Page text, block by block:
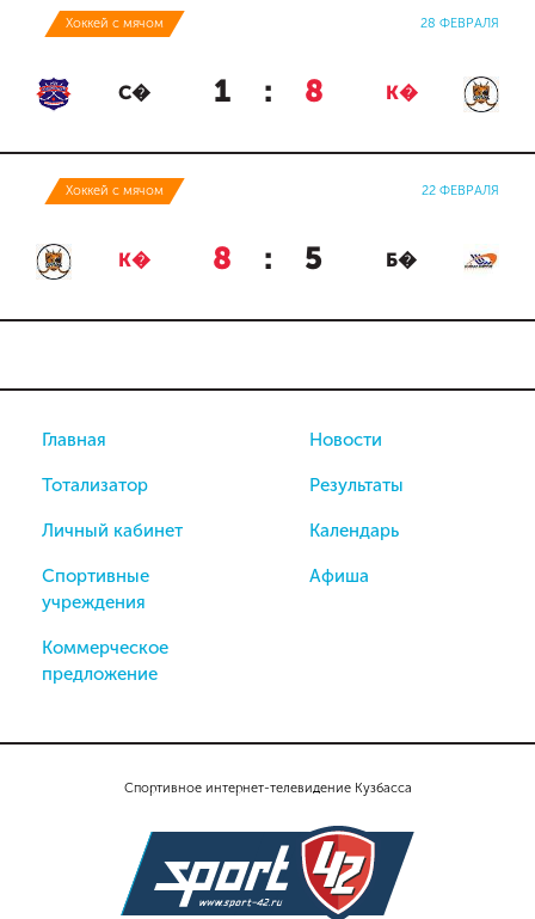
Хоккей с мячом 28 ФЕВРАЛЯ
С� 1 : 8 К�
Хоккей с мячом 22 ФЕВРАЛЯ
К� 8 : 5 Б�
Спортивное интернет-телевидение Кузбасса
Главная
Тотализатор
Личный кабинет
Спортивные
учреждения
Коммерческое
предложение
Новости
Результаты
Календарь
Афиша